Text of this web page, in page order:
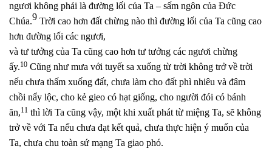
ngươi không phải là đường lối của Ta – sấm ngôn của Đức
Chúa.9 Trời cao hơn đất chừng nào thì đường lối của Ta cũng cao
hơn đường lối các ngươi,
và tư tưởng của Ta cũng cao hơn tư tưởng các ngươi chừng
ấy.10 Cũng như mưa với tuyết sa xuống từ trời không trở về trời
nếu chưa thấm xuống đất, chưa làm cho đất phì nhiêu và đâm
chồi nẩy lộc, cho kẻ gieo có hạt giống, cho người đói có bánh
ăn,11 thì lời Ta cũng vậy, một khi xuất phát từ miệng Ta, sẽ không
trở về với Ta nếu chưa đạt kết quả, chưa thực hiện ý muốn của
Ta, chưa chu toàn sứ mạng Ta giao phó.